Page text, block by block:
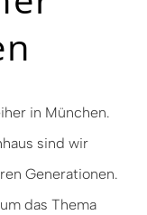
in München.
sind wir
Generationen.
das Thema